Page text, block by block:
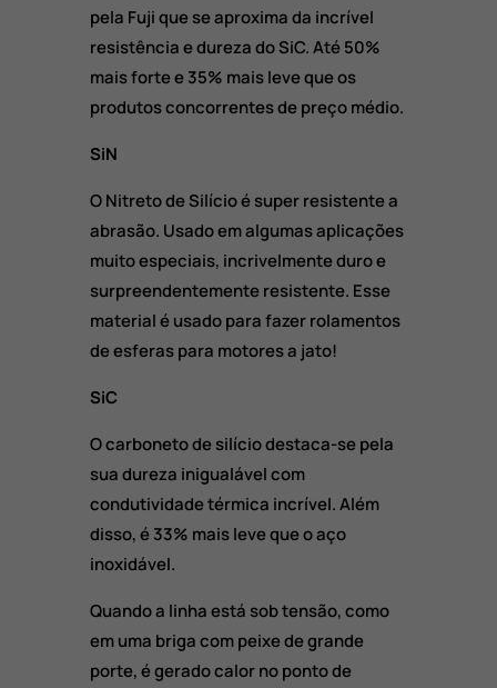
pela Fuji que se aproxima da incrível
resistência e dureza do SiC. Até 50%
mais forte e 35% mais leve que os
produtos concorrentes de preço médio.
SiN
O Nitreto de Silício é super resistente a
abrasão. Usado em algumas aplicações
muito especiais, incrivelmente duro e
surpreendentemente resistente. Esse
material é usado para fazer rolamentos
de esferas para motores a jato!
SiC
O carboneto de silício destaca-se pela
sua dureza inigualável com
condutividade térmica incrível. Além
disso, é 33% mais leve que o aço
inoxidável.
Quando a linha está sob tensão, como
em uma briga com peixe de grande
porte, é gerado calor no ponto de